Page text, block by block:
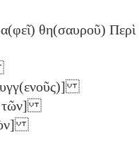
θη(σαυροῦ) Περὶ
τῶν]